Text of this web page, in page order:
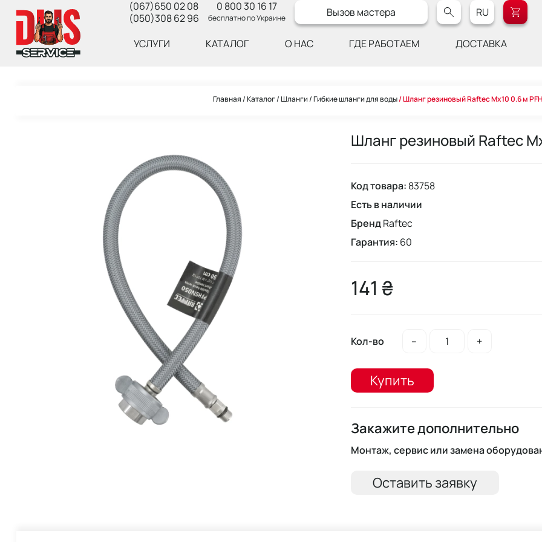
(067)650 02 08
(050)308 62 96
0 800 30 16 17
бесплатно по Украине Вызов мастера RU
УСЛУГИ КАТАЛОГ О НАС ГДЕ РАБОТАЕМ ДОСТАВКА
Главная Каталог Шланги Гибкие шланги для воды Шланг резиновый Raftec Мx10 0.6 м
Шланг резиновый Raftec
Код товара: 83758
Есть в наличии
Бренд Raftec
Гарантия: 60
141 ₴
Кол-во – +
Купить
Закажите дополнительно
Монтаж, сервис или замена
Оставить заявку